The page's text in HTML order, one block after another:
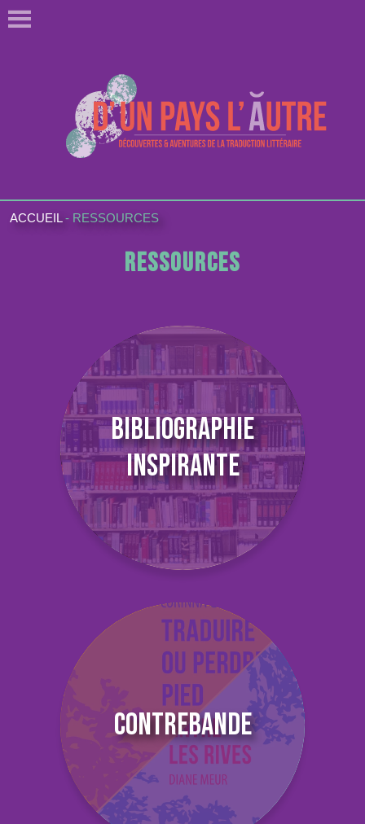
ACCUEIL- RESSOURCES
Ressources
BIBLIOGRAPHIE
INSPIRANTE
CONTREBANDE